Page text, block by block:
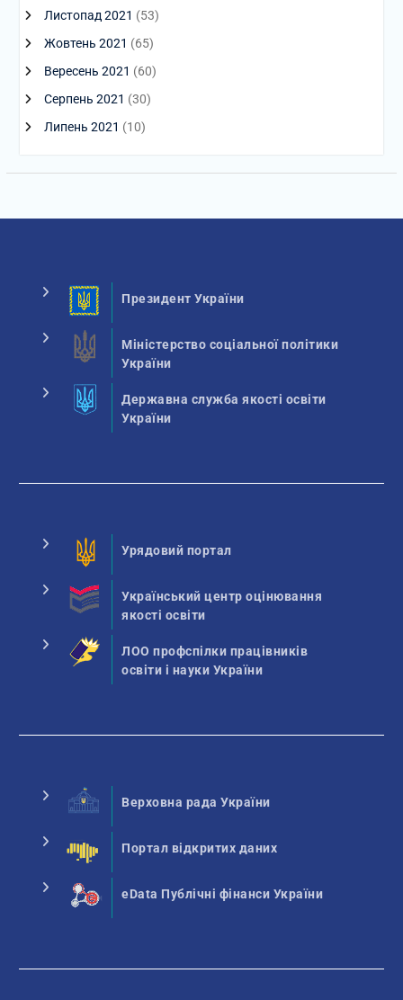
Листопад 2021 (53)
Жовтень 2021 (65)
Вересень 2021 (60)
Серпень 2021 (30)
Липень 2021 (10)
Президент України
Міністерство соціальної політики
України
Державна служба якості освіти
України
Урядовий портал
Український центр оцінювання
якості освіти
ЛОО профспілки працівників
освіти і науки України
Верховна рада України
Портал відкритих даних
eData Публічні фінанси України